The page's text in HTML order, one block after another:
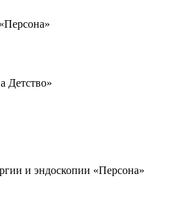
Детство»
и эндоскопии «Персона»